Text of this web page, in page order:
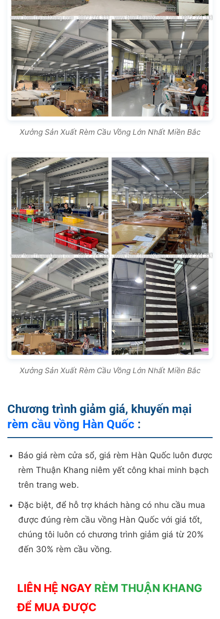
Xưởng Sản Xuất Rèm Cầu Vồng Lớn Nhất Miền Bắc
Xưởng Sản Xuất Rèm Cầu Vồng Lớn Nhất Miền Bắc
Chương trình giảm giá, khuyến mại
rèm cầu vồng Hàn Quốc :
Báo giá rèm cửa sổ, giá rèm Hàn Quốc luôn được
rèm Thuận Khang niêm yết công khai minh bạch
trên trang web.
Đặc biệt, để hỗ trợ khách hàng có nhu cầu mua
được đúng rèm cầu vồng Hàn Quốc với giá tốt,
chúng tôi luôn có chương trình giảm giá từ 20%
đến 30% rèm cầu vồng.
LIÊN HỆ NGAY RÈM THUẬN KHANG
ĐỂ MUA ĐƯỢC